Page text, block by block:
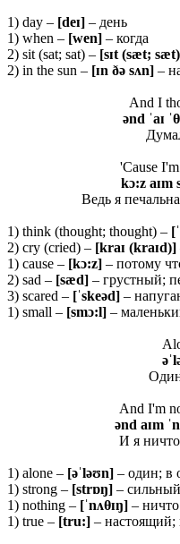
1) day – [deɪ] – день
1) when – [wen] – когда
2) sit (sat; sat) – [sɪt (sæt; sæ
2) in the sun – [ɪn ðə sʌn] –
And I
ənd ˈaɪ ˈθ
'Cause
kɔ:z aɪm
Ведь я
1) think (thought; thought) – [ˈ
2) cry (cried) – [kraɪ (kraɪd)]
1) cause – [kɔ:z] – потому
2) sad – [sæd] – грустный;
3) scared – [ˈskeəd] –
1) small – [smɔ:l] –
And I'm
ənd aɪm
И я
1) alone – [əˈləʊn] – один; в
1) strong – [strɒŋ] – сильный
1) nothing – [ˈnʌθɪŋ] – ничто
1) true – [tru:] –